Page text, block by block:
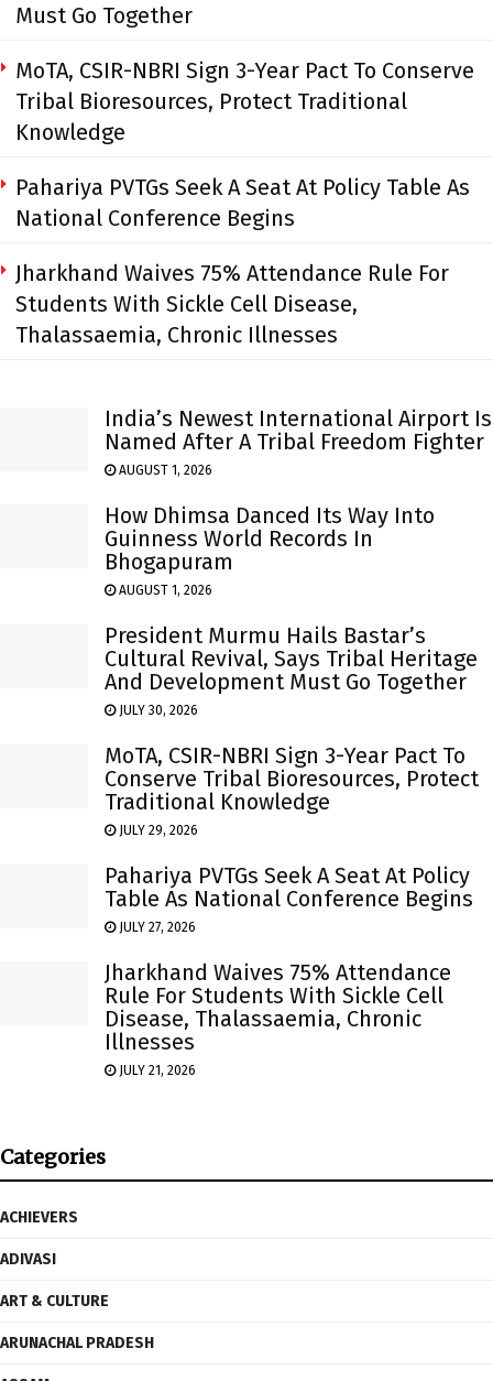
Must Go Together
MoTA, CSIR-NBRI Sign 3-Year Pact To Conserve
Tribal Bioresources, Protect Traditional
Knowledge
Pahariya PVTGs Seek A Seat At Policy Table As
National Conference Begins
Jharkhand Waives 75% Attendance Rule For
Students With Sickle Cell Disease,
Thalassaemia, Chronic Illnesses
India’s Newest International Airport Is
Named After A Tribal Freedom Fighter
AUGUST 1, 2026
How Dhimsa Danced Its Way Into
Guinness World Records In
Bhogapuram
AUGUST 1, 2026
President Murmu Hails Bastar’s
Cultural Revival, Says Tribal Heritage
And Development Must Go Together
JULY 30, 2026
MoTA, CSIR-NBRI Sign 3-Year Pact To
Conserve Tribal Bioresources, Protect
Traditional Knowledge
JULY 29, 2026
Pahariya PVTGs Seek A Seat At Policy
Table As National Conference Begins
JULY 27, 2026
Jharkhand Waives 75% Attendance
Rule For Students With Sickle Cell
Disease, Thalassaemia, Chronic
Illnesses
JULY 21, 2026
Categories
ACHIEVERS
ADIVASI
ART & CULTURE
ARUNACHAL PRADESH